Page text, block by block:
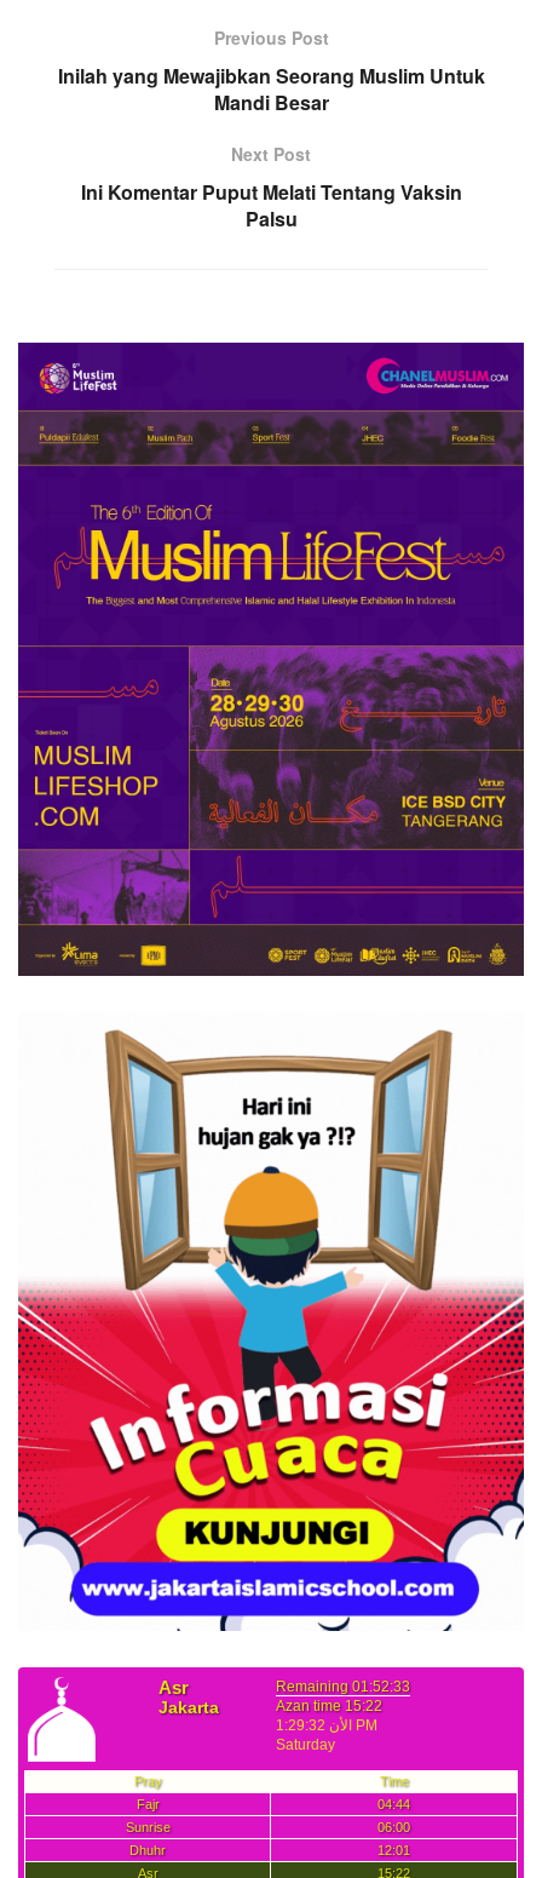
Previous Post
Inilah yang Mewajibkan Seorang Muslim Untuk
Mandi Besar
Next Post
Ini Komentar Puput Melati Tentang Vaksin
Palsu